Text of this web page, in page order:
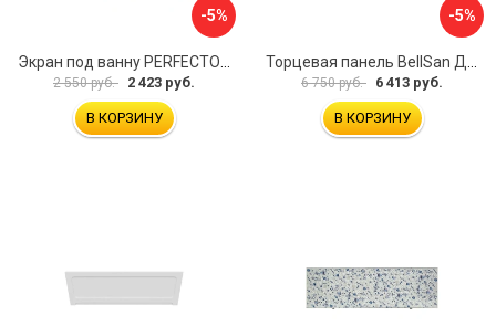
-5%
Экран под ванну PERFECTO LINEA 36-000157
2 550 руб. 2 423 руб.
В КОРЗИНУ
-5%
Торцевая панель BellSan Даниелла 4627171531049
6 750 руб. 6 413 руб.
В КОРЗИНУ